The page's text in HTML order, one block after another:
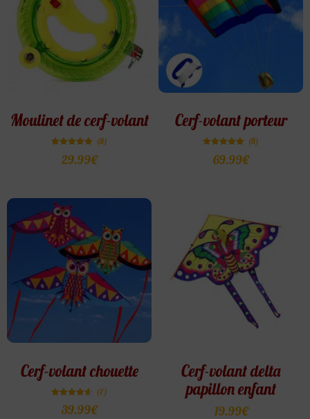
Moulinet de cerf-volant
4.88
(8)
29.99€
Cerf-volant porteur
4.88
(8)
69.99€
Cerf-volant chouette
4.57
(7)
39.99€
Cerf-volant delta
papillon enfant
19.99€